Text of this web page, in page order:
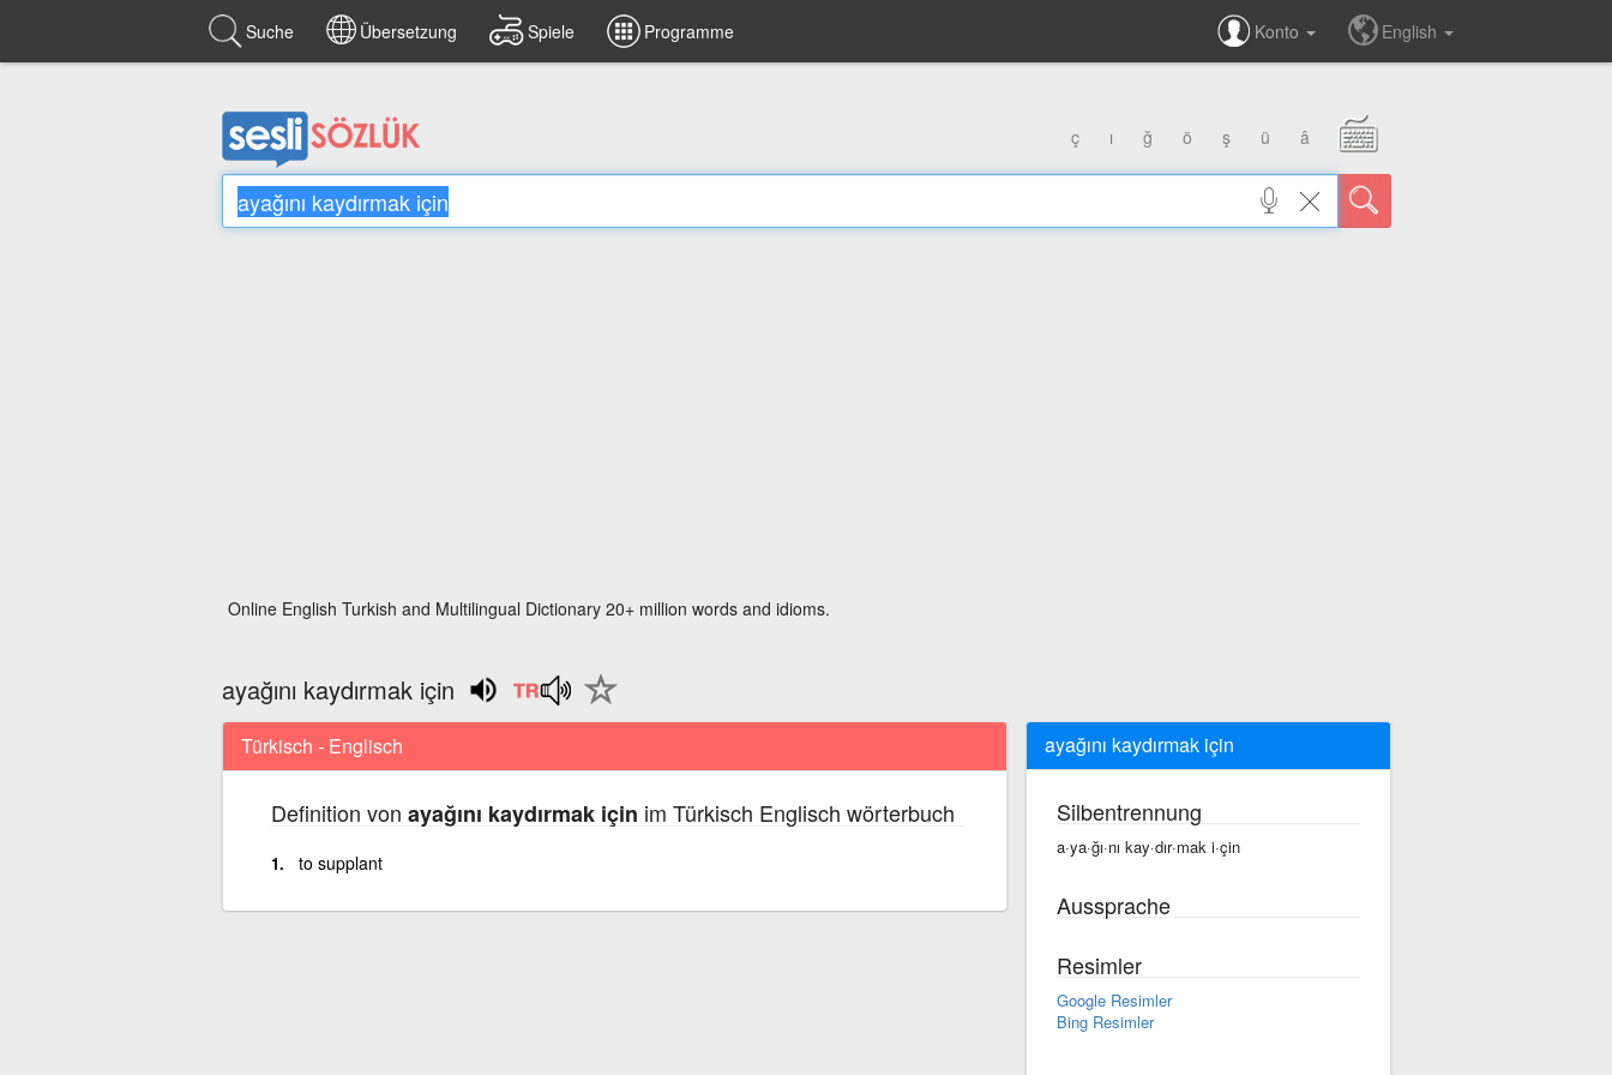
Suche Übersetzung Spiele Programme Konto English
ç ı ğ ö ş ü â
Online English Turkish and Multilingual Dictionary 20+ million words and idioms.
ayağını kaydırmak için
Türkisch - Englisch
Definition von ayağını kaydırmak için im Türkisch Englisch wörterbuch
to supplant
ayağını kaydırmak için
Silbentrennung
a·ya·ğı·nı kay·dır·mak i·çin
Aussprache
Resimler
Google Resimler
Bing Resimler